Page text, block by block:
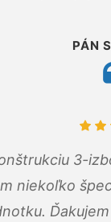
PÁN
3-
niekoľko